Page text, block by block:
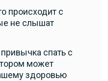
происходит с
не слышат
спать с
может
здоровью